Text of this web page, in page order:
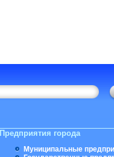
Предприятия города
Муниципальные